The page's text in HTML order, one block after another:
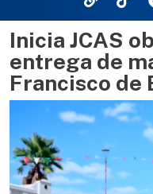
Inicia JCAS
entrega de
Francisco de